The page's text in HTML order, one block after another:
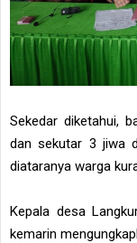
Sekedar diketahui,
dan sekutar 3 jiwa
diataranya warga
Kepala desa
kemarin